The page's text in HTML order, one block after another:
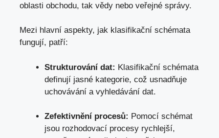
oblasti obchodu, tak vědy ‍nebo veřejné správy.
Mezi hlavní aspekty, jak ‌klasifikační schémata
fungují, patří:
Strukturování dat: Klasifikační schémata​
definují jasné kategorie,⁣ což usnadňuje
uchovávání‌ a vyhledávání dat.
Zefektivnění procesů: Pomocí schémat
jsou ⁤rozhodovací procesy rychlejší,